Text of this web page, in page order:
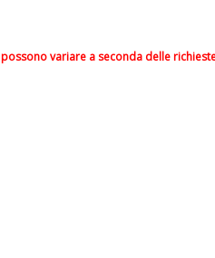
variare a seconda delle